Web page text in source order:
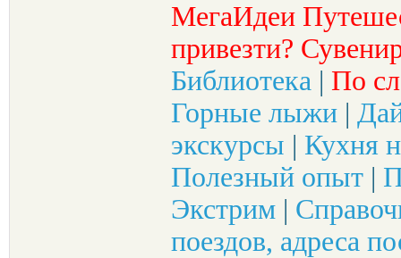
МегаИдеи
привезти?
Библиотека | По
Горные лыжи |
экскурсы | Кухня
Полезный опыт |
Экстрим |
поездов, адреса